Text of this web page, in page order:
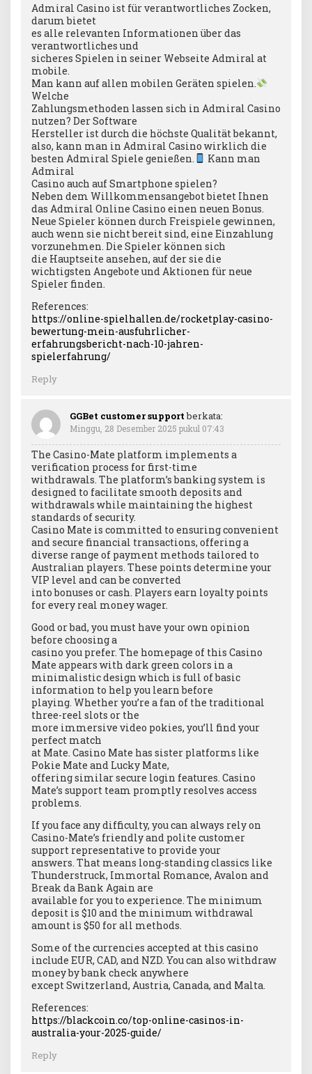
Admiral Casino ist für verantwortliches Zocken,
darum bietet
es alle relevanten Informationen über das
verantwortliches und
sicheres Spielen in seiner Webseite Admiral at
mobile.
Man kann auf allen mobilen Geräten spielen.
Welche
Zahlungsmethoden lassen sich in Admiral Casino
nutzen? Der Software
Hersteller ist durch die höchste Qualität bekannt,
also, kann man in Admiral Casino wirklich die
besten Admiral Spiele genießen.
Kann man
Admiral
Casino auch auf Smartphone spielen?
Neben dem Willkommensangebot bietet Ihnen
das Admiral Online Casino einen neuen Bonus.
Neue Spieler können durch Freispiele gewinnen,
auch wenn sie nicht bereit sind, eine Einzahlung
vorzunehmen. Die Spieler können sich
die Hauptseite ansehen, auf der sie die
wichtigsten Angebote und Aktionen für neue
Spieler finden.
References:
https://online-spielhallen.de/rocketplay-casino-
bewertung-mein-ausfuhrlicher-
erfahrungsbericht-nach-10-jahren-
spielerfahrung/
Reply
GGBet customer support berkata:
Minggu, 28 Desember 2025 pukul 07:43
The Casino-Mate platform implements a
verification process for first-time
withdrawals. The platform’s banking system is
designed to facilitate smooth deposits and
withdrawals while maintaining the highest
standards of security.
Casino Mate is committed to ensuring convenient
and secure financial transactions, offering a
diverse range of payment methods tailored to
Australian players. These points determine your
VIP level and can be converted
into bonuses or cash. Players earn loyalty points
for every real money wager.
Good or bad, you must have your own opinion
before choosing a
casino you prefer. The homepage of this Casino
Mate appears with dark green colors in a
minimalistic design which is full of basic
information to help you learn before
playing. Whether you’re a fan of the traditional
three-reel slots or the
more immersive video pokies, you’ll find your
perfect match
at Mate. Casino Mate has sister platforms like
Pokie Mate and Lucky Mate,
offering similar secure login features. Casino
Mate’s support team promptly resolves access
problems.
If you face any difficulty, you can always rely on
Casino-Mate’s friendly and polite customer
support representative to provide your
answers. That means long-standing classics like
Thunderstruck, Immortal Romance, Avalon and
Break da Bank Again are
available for you to experience. The minimum
deposit is $10 and the minimum withdrawal
amount is $50 for all methods.
Some of the currencies accepted at this casino
include EUR, CAD, and NZD. You can also withdraw
money by bank check anywhere
except Switzerland, Austria, Canada, and Malta.
References:
https://blackcoin.co/top-online-casinos-in-
australia-your-2025-guide/
Reply